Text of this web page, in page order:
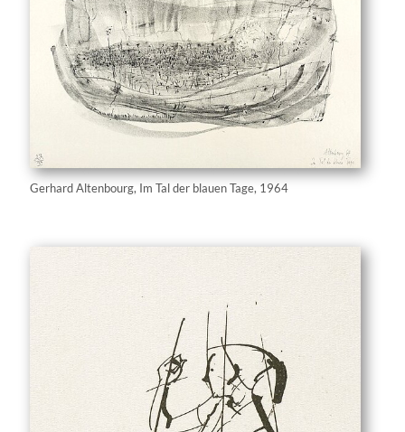
Gerhard Altenbourg, Im Tal der blauen Tage, 1964